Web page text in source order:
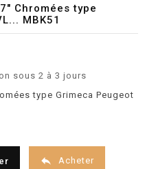
Chromées type
MBK51
sous 2 à 3 jours
type Grimeca Peugeot
 Acheter